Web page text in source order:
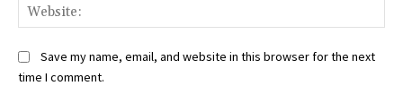
Save my name, email, and website in this browser for the next
time I comment.